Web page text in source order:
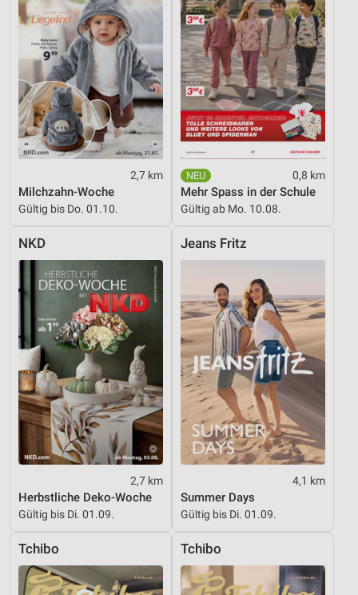
2,7 km
Milchzahn-Woche
Gültig bis Do. 01.10.
0,8 km
Mehr Spass in der Schule
Gültig ab Mo. 10.08.
NKD
2,7 km
Herbstliche Deko-Woche
Gültig bis Di. 01.09.
Jeans Fritz
4,1 km
Summer Days
Gültig bis Di. 01.09.
Tchibo Tchibo
Entwicklung und Verbesserung der Angebote
Verwendung reduzierter Daten zur Auswahl von
Inhalten
IAB-Besonderheiten:
Verwendung genauer Standortdaten
Geräte anhand von aktiv angeforderten
Informationen identifizieren
Nicht-IAB-Verarbeitungszwecke:
Notwendig
Werbung